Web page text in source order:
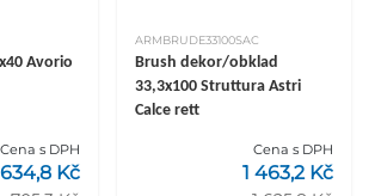
Avorio
Cena s DPH
634,8 Kč
ARMBRUDE33100SAC
Brush dekor/obklad
33,3x100 Struttura Astri
Calce rett
Cena s DPH
1 463,2 Kč